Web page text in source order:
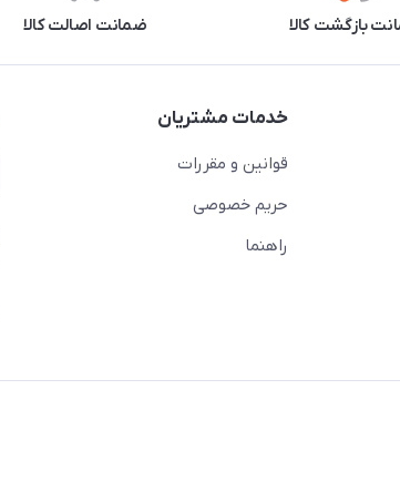
بازگشت کالا ضمانت اصالت کالا
خدمات مشتریان
قوانین و مقررات
حریم خصوصی
راهنما